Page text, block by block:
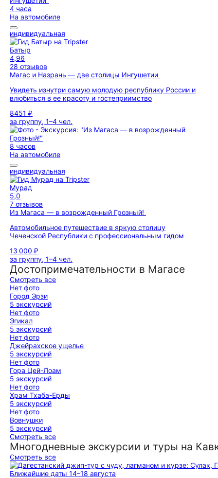
4 часа
На автомобиле
индивидуальная
Батыр
4,96
28 отзывов
Магас и Назрань — две столицы Ингушетии
Увидеть изнутри самую молодую республику России и
влюбиться в ее красоту и гостеприимство
8451 ₽
за группу, 1–4 чел.
8 часов
На автомобиле
индивидуальная
Мурад
5,0
7 отзывов
Из Магаса — в возрожденный Грозный!
Автомобильное путешествие в яркую столицу
Чеченской Республики с профессиональным гидом
13 000 ₽
за группу, 1–4 чел.
Достопримечательности в Магасе
Смотреть все
Нет фото
Город Эрзи
5 экскурсий
Нет фото
Эгикал
5 экскурсий
Нет фото
Джейрахское ущелье
5 экскурсий
Нет фото
Гора Цей-Лоам
5 экскурсий
Нет фото
Храм Тхаба-Ерды
5 экскурсий
Нет фото
Вовнушки
5 экскурсий
Смотреть все
Многодневные экскурсии и туры на
Смотреть все
Ближайшие даты 14–18 августа